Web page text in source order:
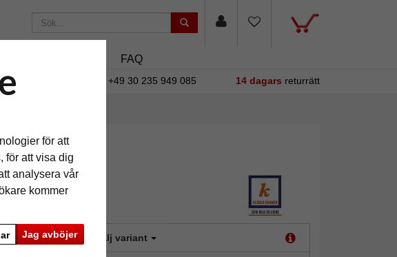
för att
för att visa dig
analysera vår
kommer
Jag avböjer
FAQ
beställer. +49 30 235 949 085 14 dagars returrätt
format: Välj variant